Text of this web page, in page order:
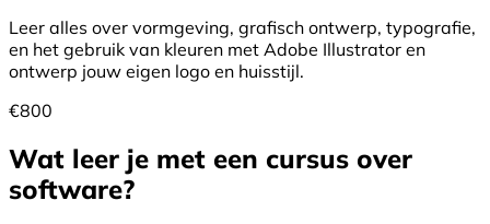
Leer alles over vormgeving, grafisch ontwerp, typografie,
en het gebruik van kleuren met Adobe Illustrator en
ontwerp jouw eigen logo en huisstijl.
€800
Wat leer je met een cursus over
software?